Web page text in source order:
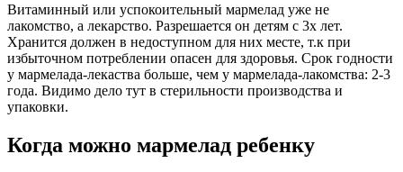
Витаминный или успокоительный мармелад уже не
лакомство, а лекарство. Разрешается он детям с 3х лет.
Хранится должен в недоступном для них месте, т.к при
избыточном потреблении опасен для здоровья. Срок годности
у мармелада-лекаства больше, чем у мармелада-лакомства: 2-3
года. Видимо дело тут в стерильности производства и
упаковки.
Когда можно мармелад ребенку